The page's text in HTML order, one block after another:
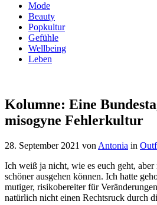
Mode
Beauty
Popkultur
Gefühle
Wellbeing
Leben
Kolumne: Eine
misogyne Fehlerkultur
28. September 2021 von Antonia in
Ich weiß ja nicht, wie es euch geht, aber
schöner ausgehen können. Ich hatte
mutiger, risikobereiter für
natürlich nicht einen Rechtsruck durch